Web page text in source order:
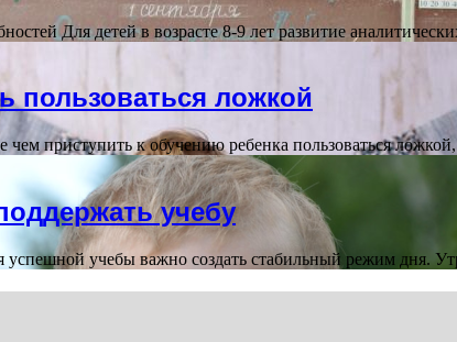
Для детей в возрасте 8-9 лет развитие
пользоваться ложкой
приступить к обучению ребенка пользоваться
учебу
учебы важно создать стабильный режим дня.